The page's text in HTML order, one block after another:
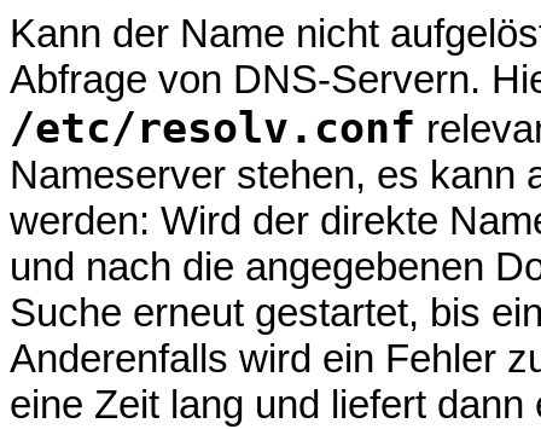
Kann der Name nicht
Abfrage von DNS-Servern.
/etc/resolv.conf
Nameserver stehen, es kann
werden: Wird der direkte
und nach die angegebenen
Suche erneut gestartet, bis
Anderenfalls wird ein Fehler
eine Zeit lang und liefert